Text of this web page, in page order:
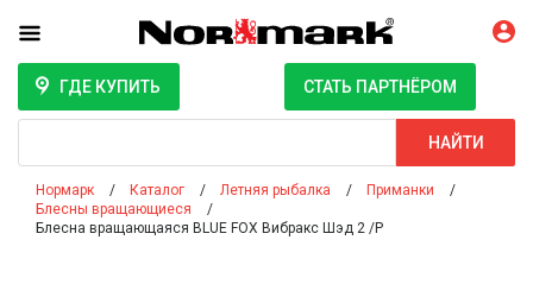
ГДЕ КУПИТЬ СТАТЬ ПАРТНЁРОМ
НАЙТИ
Нормарк Каталог Летняя рыбалка
Приманки
Блесны вращающиеся
Блесна вращающаяся BLUE FOX Вибракс Шэд 2 /P